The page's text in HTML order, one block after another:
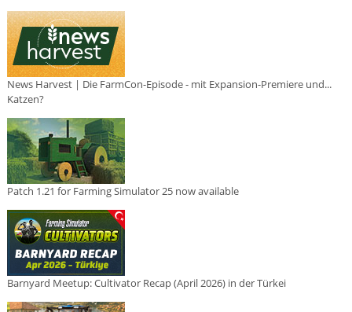
News Harvest | Die FarmCon-Episode - mit Expansion-Premiere und...
Katzen?
Patch 1.21 for Farming Simulator 25 now available
Barnyard Meetup: Cultivator Recap (April 2026) in der Türkei